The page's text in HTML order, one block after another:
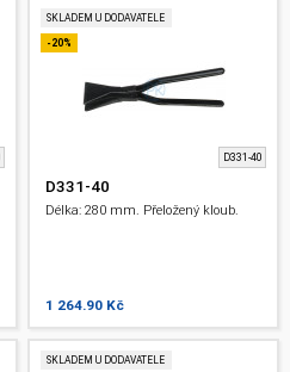
SKLADEM U DODAVATELE
-20%
D331-40
D331-40
Délka: 280 mm. Přeložený kloub.
1 264.90 Kč
SKLADEM U DODAVATELE